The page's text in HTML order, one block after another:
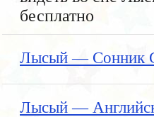
бесплатно
Лысый — Сонник
Лысый —